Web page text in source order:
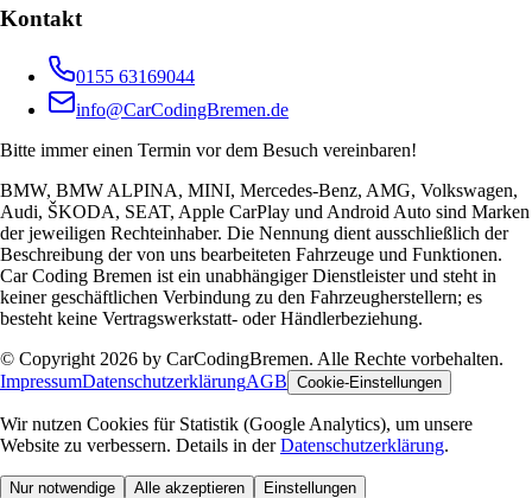
Kontakt
0155 63169044
info@CarCodingBremen.de
Bitte immer einen Termin vor dem Besuch vereinbaren!
BMW, BMW ALPINA, MINI, Mercedes-Benz, AMG, Volkswagen,
Audi, ŠKODA, SEAT, Apple CarPlay und Android Auto sind Marken
der jeweiligen Rechteinhaber. Die Nennung dient ausschließlich der
Beschreibung der von uns bearbeiteten Fahrzeuge und Funktionen.
Car Coding Bremen ist ein unabhängiger Dienstleister und steht in
keiner geschäftlichen Verbindung zu den Fahrzeugherstellern; es
besteht keine Vertragswerkstatt- oder Händlerbeziehung.
© Copyright 2026 by CarCodingBremen. Alle Rechte vorbehalten.
ImpressumDatenschutzerklärungAGB Cookie-Einstellungen
Wir nutzen Cookies für Statistik (Google Analytics), um unsere
Website zu verbessern. Details in der Datenschutzerklärung.
Nur notwendige Alle akzeptieren Einstellungen